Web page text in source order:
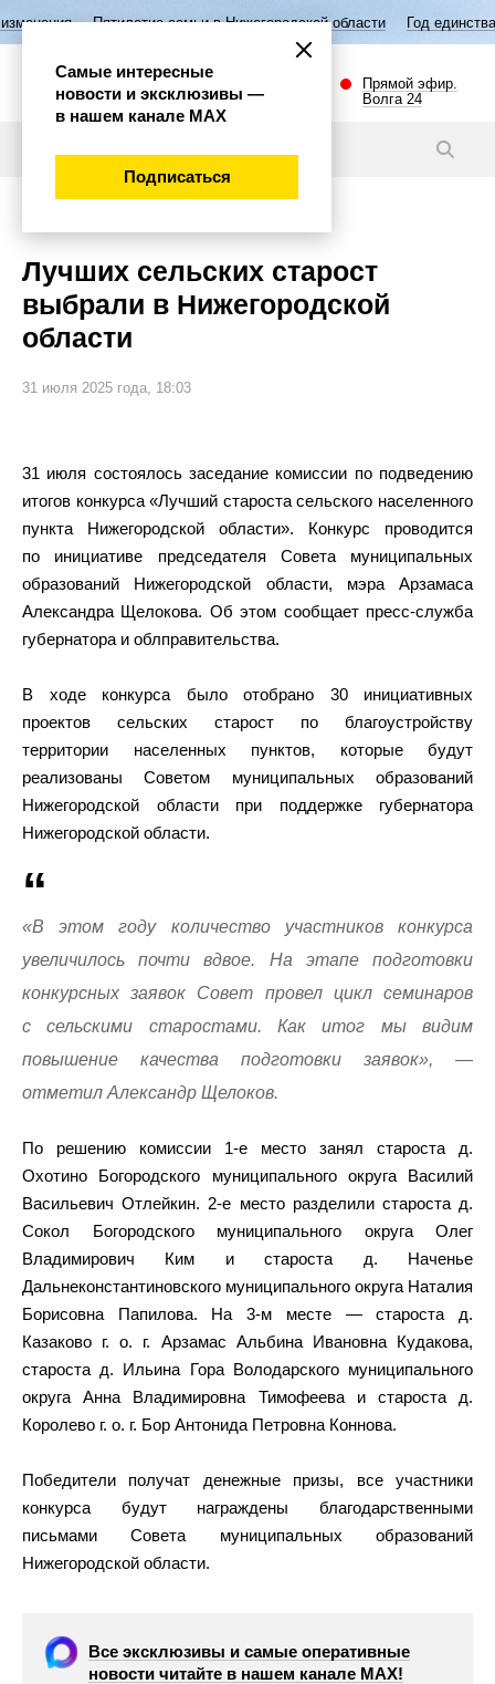
семьи в Нижегородской области Год единства народов России
Прямой эфир.
Волга 24
Лучших сельских старост
выбрали в Нижегородской
области
31 июля 2025 года, 18:03
31 июля состоялось заседание комиссии по подведению
итогов конкурса «Лучший староста сельского населенного
пункта Нижегородской области». Конкурс проводится
по инициативе председателя Совета муниципальных
образований Нижегородской области, мэра Арзамаса
Александра Щелокова. Об этом сообщает пресс-служба
губернатора и облправительства.
В ходе конкурса было отобрано 30 инициативных
проектов сельских старост по благоустройству
территории населенных пунктов, которые будут
реализованы Советом муниципальных образований
Нижегородской области при поддержке губернатора
Нижегородской области.
«В этом году количество участников конкурса
увеличилось почти вдвое. На этапе подготовки
конкурсных заявок Совет провел цикл семинаров
с сельскими старостами. Как итог мы видим
повышение качества подготовки заявок», —
отметил Александр Щелоков.
По решению комиссии 1-е место занял староста д.
Охотино Богородского муниципального округа Василий
Васильевич Отлейкин. 2-е место разделили староста д.
Сокол Богородского муниципального округа Олег
Владимирович Ким и староста д. Наченье
Дальнеконстантиновского муниципального округа Наталия
Борисовна Папилова. На 3-м месте — староста д.
Казаково г. о. г. Арзамас Альбина Ивановна Кудакова,
староста д. Ильина Гора Володарского муниципального
округа Анна Владимировна Тимофеева и староста д.
Королево г. о. г. Бор Антонида Петровна Коннова.
Победители получат денежные призы, все участники
конкурса будут награждены благодарственными
письмами Совета муниципальных образований
Нижегородской области.
Все эксклюзивы и самые оперативные
новости читайте в нашем канале МАХ!
Самые интересные
новости и эксклюзивы —
в нашем канале МАХ
Подписаться